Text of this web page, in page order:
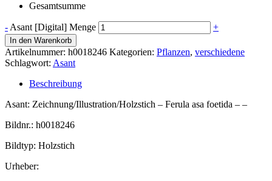
Gesamtsumme
- Asant [Digital] Menge +
In den Warenkorb
Artikelnummer: h0018246 Kategorien: Pflanzen, verschiedene
Schlagwort: Asant
Beschreibung
Asant: Zeichnung/Illustration/Holzstich – Ferula asa foetida – –
Bildnr.: h0018246
Bildtyp: Holzstich
Urheber: